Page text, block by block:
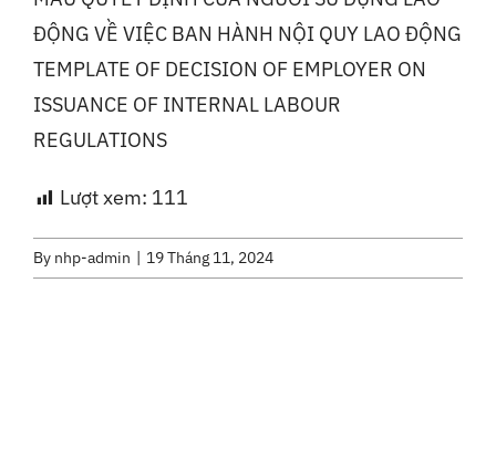
ĐỘNG VỀ VIỆC BAN HÀNH NỘI QUY LAO ĐỘNG
TEMPLATE OF DECISION OF EMPLOYER ON
ISSUANCE OF INTERNAL LABOUR
REGULATIONS
Lượt xem: 111
By nhp-admin 19 Tháng 11, 2024